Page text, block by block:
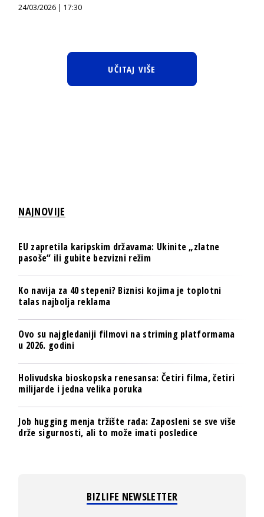
24/03/2026 | 17:30
UČITAJ VIŠE
NAJNOVIJE
EU zapretila karipskim državama: Ukinite „zlatne
pasoše“ ili gubite bezvizni režim
Ko navija za 40 stepeni? Biznisi kojima je toplotni
talas najbolja reklama
Ovo su najgledaniji filmovi na striming platformama
u 2026. godini
Holivudska bioskopska renesansa: Četiri filma, četiri
milijarde i jedna velika poruka
Job hugging menja tržište rada: Zaposleni se sve više
drže sigurnosti, ali to može imati posledice
BIZLIFE NEWSLETTER